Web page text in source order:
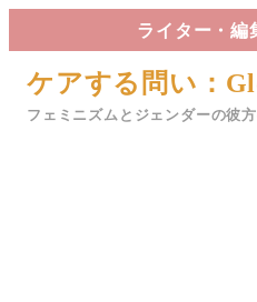
イ
ライター・編
ケアする問い：
フェミニズムとジェンダーの彼